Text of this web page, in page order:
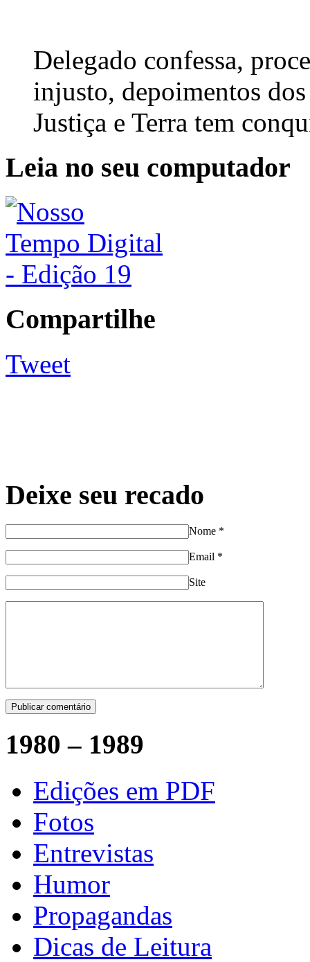
Delegado confessa,
injusto, depoimentos
Justiça e Terra tem
Leia no seu computador
Compartilhe
Tweet
Deixe seu recado
Nome *
Email *
Site
1980 – 1989
Edições em PDF
Fotos
Entrevistas
Humor
Propagandas
Dicas de Leitura